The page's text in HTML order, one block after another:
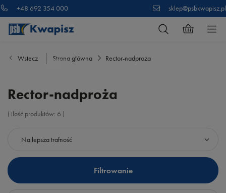
+48 692 354 000 sklep@psbkwapisz.pl
Wstecz Strona główna Rector-nadproża
Rector-nadproża
( ilość produktów: 6 )
Zmień sortowanie
Najlepsza trafność
Filtrowanie